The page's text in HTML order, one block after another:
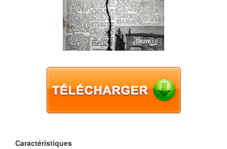
Caractéristiques